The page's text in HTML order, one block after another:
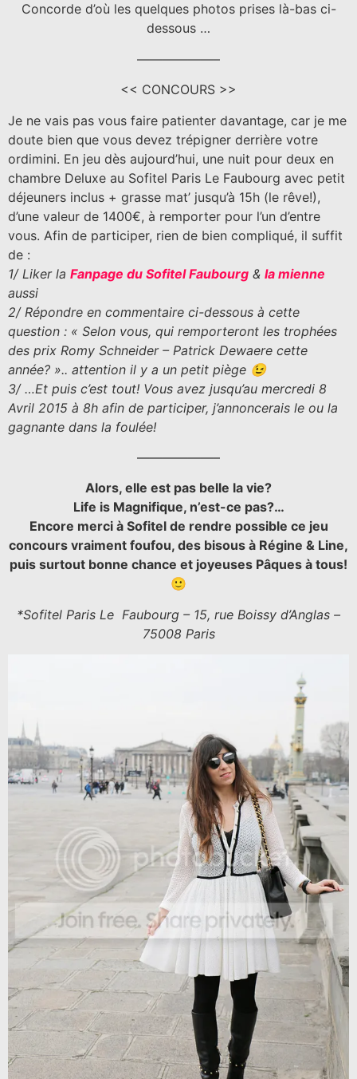
Concorde d’où les quelques photos prises là-bas ci-
dessous …
——————–
<< CONCOURS >>
Je ne vais pas vous faire patienter davantage, car je me
doute bien que vous devez trépigner derrière votre
ordimini. En jeu dès aujourd’hui, une nuit pour deux en
chambre Deluxe au Sofitel Paris Le Faubourg avec petit
déjeuners inclus + grasse mat’ jusqu’à 15h (le rêve!),
d’une valeur de 1400€, à remporter pour l’un d’entre
vous. Afin de participer, rien de bien compliqué, il suffit
de :
1/ Liker la Fanpage du Sofitel Faubourg & la mienne
aussi
2/ Répondre en commentaire ci-dessous à cette
question : « Selon vous, qui remporteront les trophées
des prix Romy Schneider – Patrick Dewaere cette
année? ».. attention il y a un petit piège 😉
3/ …Et puis c’est tout! Vous avez jusqu’au mercredi 8
Avril 2015 à 8h afin de participer, j’annoncerais le ou la
gagnante dans la foulée!
——————–
Alors, elle est pas belle la vie?
Life is Magnifique, n’est-ce pas?…
Encore merci à Sofitel de rendre possible ce jeu
concours vraiment foufou, des bisous à Régine & Line,
puis surtout bonne chance et joyeuses Pâques à tous!
🙂
*Sofitel Paris Le Faubourg – 15, rue Boissy d’Anglas –
75008 Paris